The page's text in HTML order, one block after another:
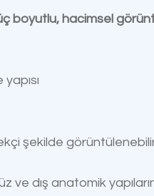
boyutlu, hacimsel
şekilde
ve dış anatomik